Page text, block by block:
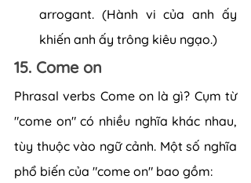
arrogant. (Hành vi của anh ấy
khiến anh ấy trông kiêu ngạo.)
15. Come on
Phrasal verbs Come on là gì? Cụm từ
"come on" có nhiều nghĩa khác nhau,
tùy thuộc vào ngữ cảnh. Một số nghĩa
phổ biến của "come on" bao gồm: